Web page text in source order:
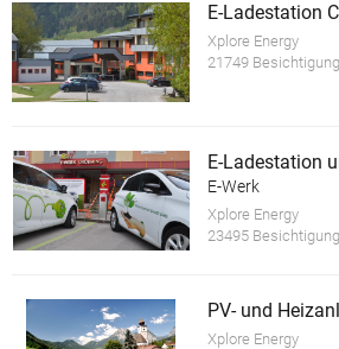
Xplore Energy
21749
E-Ladestation
E-Werk
Xplore Energy
23495
PV- und
Xplore Energy